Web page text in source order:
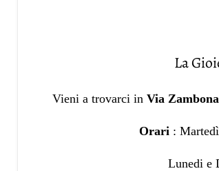
La
Vieni a trovarci in Via
Orari :
Lunedi e